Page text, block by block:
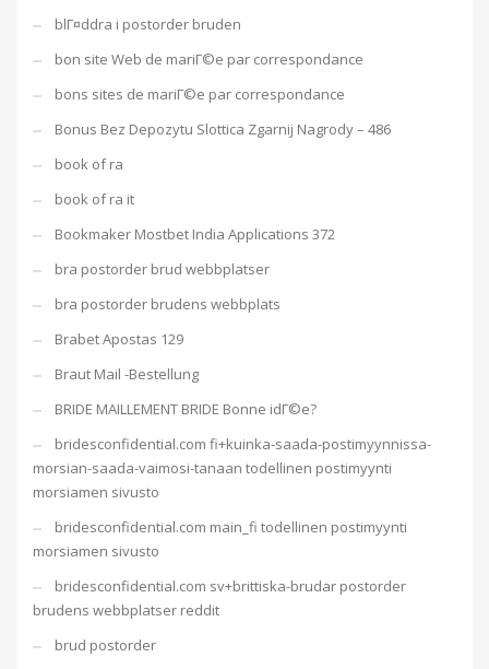
blГ¤ddra i postorder bruden
bon site Web de mariГ©e par correspondance
bons sites de mariГ©e par correspondance
Bonus Bez Depozytu Slottica Zgarnij Nagrody – 486
book of ra
book of ra it
Bookmaker Mostbet India Applications 372
bra postorder brud webbplatser
bra postorder brudens webbplats
Brabet Apostas 129
Braut Mail -Bestellung
BRIDE MAILLEMENT BRIDE Bonne idГ©e?
bridesconfidential.com fi+kuinka-saada-postimyynnissa-
morsian-saada-vaimosi-tanaan todellinen postimyynti
morsiamen sivusto
bridesconfidential.com main_fi todellinen postimyynti
morsiamen sivusto
bridesconfidential.com sv+brittiska-brudar postorder
brudens webbplatser reddit
brud postorder